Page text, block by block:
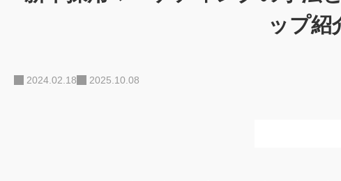
2026.05.04
ップ紹
2024.02.18 2025.10.08